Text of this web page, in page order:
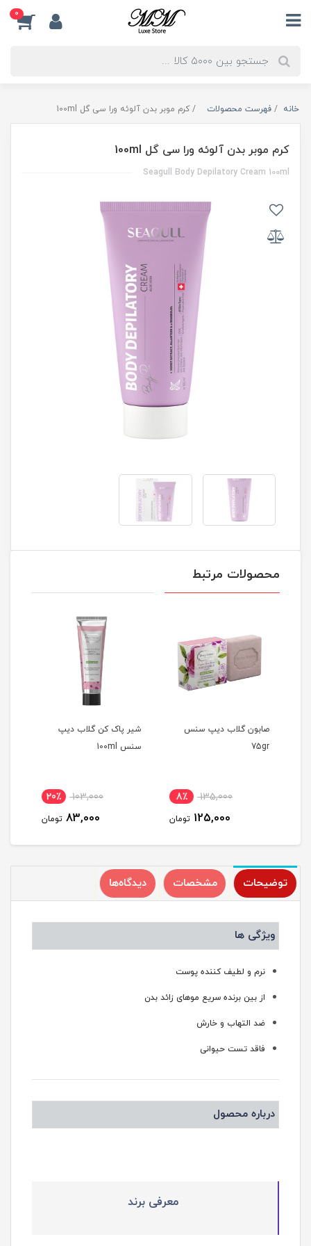
0
خانه فهرست محصولات کرم موبر بدن آلوئه ورا سی گل 100ml
کرم موبر بدن آلوئه ورا سی گل 100ml
Seagull Body Depilatory Cream 100ml
محصولات مرتبط
صابون گلاب دیپ سنس
75gr
135,000 8٪
125,000 تومان
شیر پاک کن گلاب دیپ
سنس 100ml
103,000 20٪
83,000 تومان
توضیحات مشخصات دیدگاه‌ها
ویژگی ها
نرم و لطیف کننده پوست
از بین برنده سریع موهای زائد بدن
ضد التهاب و خارش
فاقد تست حیوانی
درباره محصول
معرفی برند